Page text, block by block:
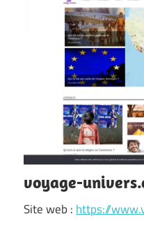
voyage-
Site web : https://